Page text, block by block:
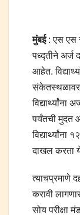
मुंबई: एस एस
पध्द्तीने अर्ज
आहेत.
संकेतस्थळावर
पर्यंतची मुदत
दाखल करता
त्याचप्रमाणे
करावी
सोय परीक्षा